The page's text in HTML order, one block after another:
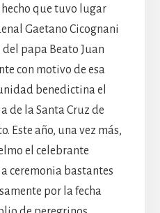
que tuvo lugar
Gaetano Cicognani
papa Beato Juan
con motivo de esa
benedictina el
de la Santa Cruz de
Este año, una vez más,
el celebrante
ceremonia bastantes
por la fecha